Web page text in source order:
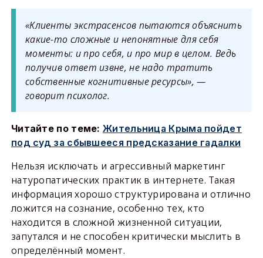
«Клиенты экстрасенсов пытаются объяснить
какие-то сложные и непонятные для себя
моменты: и про себя, и про мир в целом. Ведь
получив ответ извне, не надо тратить
собственные когнитивные ресурсы», —
говорит психолог.
Читайте по теме:Жительница Крыма пойдет
под суд за сбывшееся предсказание гадалки
Нельзя исключать и агрессивный маркетинг
натуропатических практик в интернете. Такая
информация хорошо структурирована и отлично
ложится на сознание, особенно тех, кто
находится в сложной жизненной ситуации,
запутался и не способен критически мыслить в
определённый момент.